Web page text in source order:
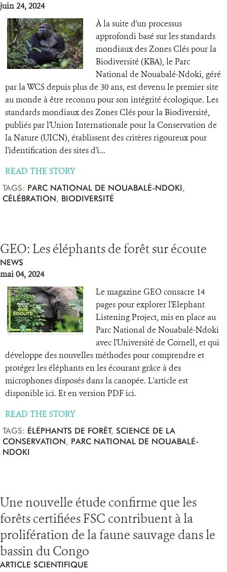
juin 24, 2024
À la suite d'un processus
approfondi basé sur les standards
mondiaux des Zones Clés pour la
Biodiversité (KBA), le Parc
National de Nouabalé-Ndoki, géré
par la WCS depuis plus de 30 ans, est devenu le premier site
au monde à être reconnu pour son intégrité écologique. Les
standards mondiaux des Zones Clés pour la Biodiversité,
publiés par l'Union Internationale pour la Conservation de
la Nature (UICN), établissent des critères rigoureux pour
l'identification des sites d'i...
READ THE STORY
TAGS: PARC NATIONAL DE NOUABALÉ-NDOKI,
CÉLÉBRATION, BIODIVERSITÉ
GEO: Les éléphants de forêt sur écoute
NEWS
mai 04, 2024
Le magazine GEO consacre 14
pages pour explorer l'Elephant
Listening Project, mis en place au
Parc National de Nouabalé-Ndoki
avec l'Université de Cornell, et qui
développe des nouvelles méthodes pour comprendre et
protéger les éléphants en les écourant grâce à des
microphones disposés dans la canopée. L'article est
disponible ici. Et en version PDF ici.
READ THE STORY
TAGS: ÉLÉPHANTS DE FORÊT, SCIENCE DE LA
CONSERVATION, PARC NATIONAL DE NOUABALÉ-
NDOKI
Une nouvelle étude confirme que les
forêts certifiées FSC contribuent à la
prolifération de la faune sauvage dans le
bassin du Congo
ARTICLE SCIENTIFIQUE